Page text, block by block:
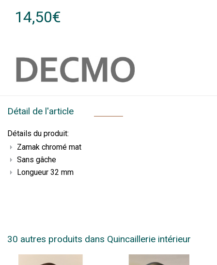
14,50€
Détail de l'article
Détails du produit:
Zamak chromé mat
Sans gâche
Longueur 32 mm
30 autres produits dans Quincaillerie intérieur